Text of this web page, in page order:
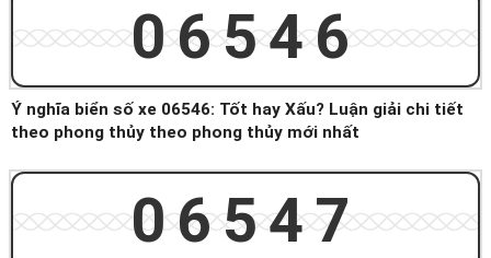
06546
Ý nghĩa biển số xe 06546: Tốt hay Xấu? Luận giải chi tiết
theo phong thủy theo phong thủy mới nhất
06547